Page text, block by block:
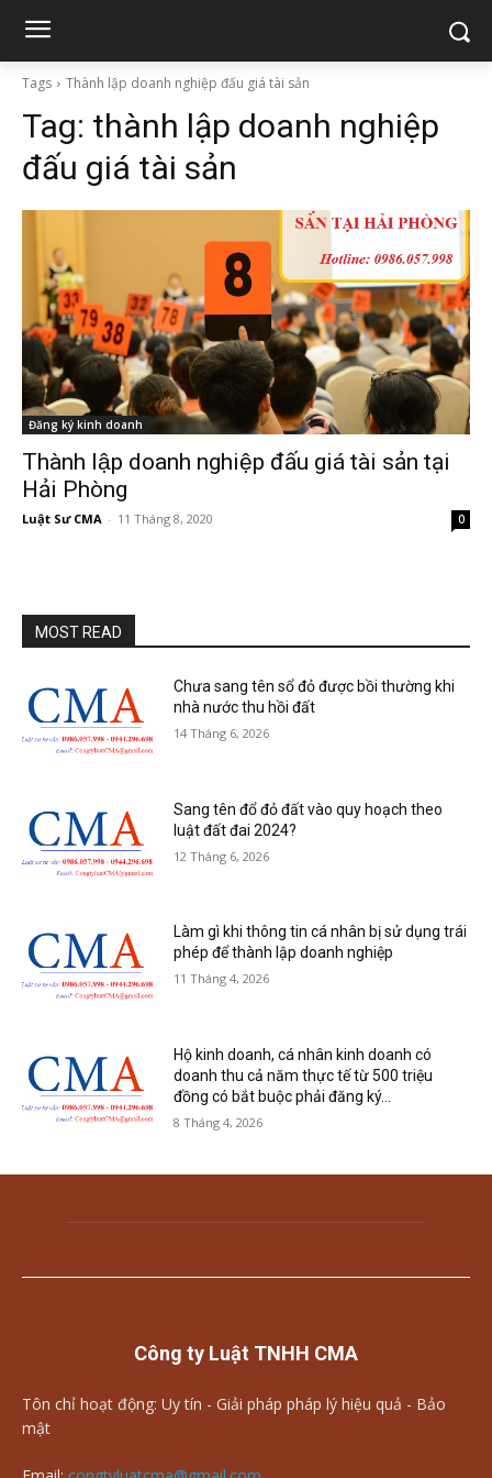
Tags Thành lập doanh nghiệp đấu giá tài sản
Tag: thành lập doanh nghiệp
đấu giá tài sản
Đăng ký kinh doanh
Thành lập doanh nghiệp đấu giá tài sản tại
Hải Phòng
Luật Sư CMA - 11 Tháng 8, 2020 0
MOST READ
Chưa sang tên sổ đỏ được bồi thường khi
nhà nước thu hồi đất
14 Tháng 6, 2026
Sang tên đổ đỏ đất vào quy hoạch theo
luật đất đai 2024?
12 Tháng 6, 2026
Làm gì khi thông tin cá nhân bị sử dụng trái
phép để thành lập doanh nghiệp
11 Tháng 4, 2026
Hộ kinh doanh, cá nhân kinh doanh có
doanh thu cả năm thực tế từ 500 triệu
đồng có bắt buộc phải đăng ký...
8 Tháng 4, 2026
Công ty Luật TNHH CMA
Tôn chỉ hoạt động: Uy tín - Giải pháp pháp lý hiệu quả - Bảo
mật